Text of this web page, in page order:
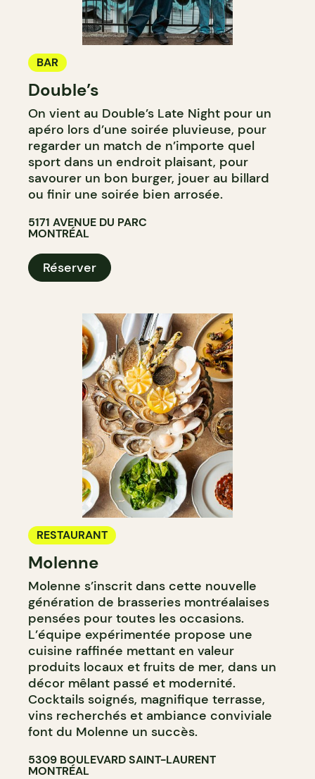
BAR
Double’s
On vient au Double’s Late Night pour un
apéro lors d’une soirée pluvieuse, pour
regarder un match de n’importe quel
sport dans un endroit plaisant, pour
savourer un bon burger, jouer au billard
ou finir une soirée bien arrosée.
5171 AVENUE DU PARC
MONTRÉAL
Réserver
RESTAURANT
Molenne
Molenne s’inscrit dans cette nouvelle
génération de brasseries montréalaises
pensées pour toutes les occasions.
L’équipe expérimentée propose une
cuisine raffinée mettant en valeur
produits locaux et fruits de mer, dans un
décor mêlant passé et modernité.
Cocktails soignés, magnifique terrasse,
vins recherchés et ambiance conviviale
font du Molenne un succès.
5309 BOULEVARD SAINT-LAURENT
MONTRÉAL